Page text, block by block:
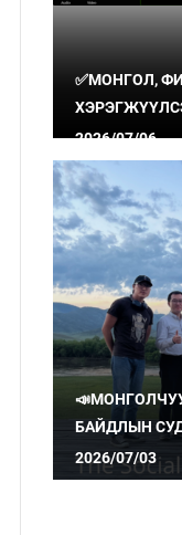
✅МОНГОЛ,
ТЭМЦЭХ
ХУВААЛЦЛАА
2026/07/06
БАЙДЛЫН
2026/07/03